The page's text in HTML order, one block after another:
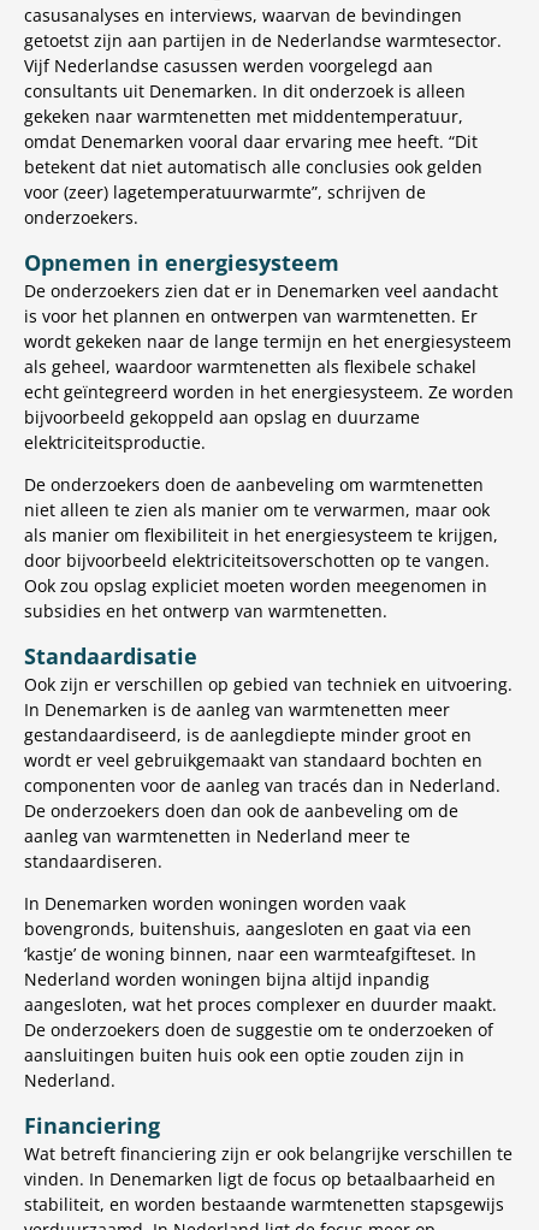
casusanalyses en interviews, waarvan de bevindingen
getoetst zijn aan partijen in de Nederlandse warmtesector.
Vijf Nederlandse casussen werden voorgelegd aan
consultants uit Denemarken. In dit onderzoek is alleen
gekeken naar warmtenetten met middentemperatuur,
omdat Denemarken vooral daar ervaring mee heeft. “Dit
betekent dat niet automatisch alle conclusies ook gelden
voor (zeer) lagetemperatuurwarmte”, schrijven de
onderzoekers.
Opnemen in energiesysteem
De onderzoekers zien dat er in Denemarken veel aandacht
is voor het plannen en ontwerpen van warmtenetten. Er
wordt gekeken naar de lange termijn en het energiesysteem
als geheel, waardoor warmtenetten als flexibele schakel
echt geïntegreerd worden in het energiesysteem. Ze worden
bijvoorbeeld gekoppeld aan opslag en duurzame
elektriciteitsproductie.
De onderzoekers doen de aanbeveling om warmtenetten
niet alleen te zien als manier om te verwarmen, maar ook
als manier om flexibiliteit in het energiesysteem te krijgen,
door bijvoorbeeld elektriciteitsoverschotten op te vangen.
Ook zou opslag expliciet moeten worden meegenomen in
subsidies en het ontwerp van warmtenetten.
Standaardisatie
Ook zijn er verschillen op gebied van techniek en uitvoering.
In Denemarken is de aanleg van warmtenetten meer
gestandaardiseerd, is de aanlegdiepte minder groot en
wordt er veel gebruikgemaakt van standaard bochten en
componenten voor de aanleg van tracés dan in Nederland.
De onderzoekers doen dan ook de aanbeveling om de
aanleg van warmtenetten in Nederland meer te
standaardiseren.
In Denemarken worden woningen worden vaak
bovengronds, buitenshuis, aangesloten en gaat via een
‘kastje’ de woning binnen, naar een warmteafgifteset. In
Nederland worden woningen bijna altijd inpandig
aangesloten, wat het proces complexer en duurder maakt.
De onderzoekers doen de suggestie om te onderzoeken of
aansluitingen buiten huis ook een optie zouden zijn in
Nederland.
Financiering
Wat betreft financiering zijn er ook belangrijke verschillen te
vinden. In Denemarken ligt de focus op betaalbaarheid en
stabiliteit, en worden bestaande warmtenetten stapsgewijs